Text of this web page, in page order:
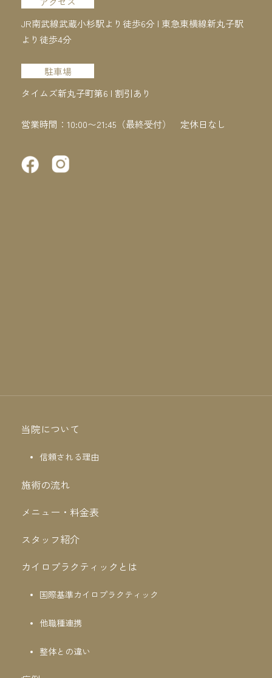
JR南武線武蔵小杉駅より徒歩6分 | 東急東横線新丸子駅
より徒歩4分
駐車場
タイムズ新丸子町第6 | 割引あり
営業時間：10:00〜21:45（最終受付） 定休日なし
当院について
信頼される理由
施術の流れ
メニュー・料金表
スタッフ紹介
カイロプラクティックとは
国際基準カイロプラクティック
他職種連携
整体との違い